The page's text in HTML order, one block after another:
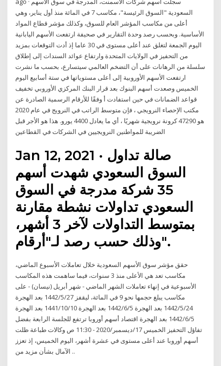
السعودية "السوق الرئيسة"، مكاسب 7 في المائة منذ أول يناير، وهي
أعلى من مكاسب المؤشر العام للسوق، وكذلك مؤشر قطاع المواد
الأساسية. وبحسب رصد وحدة التقارير في صحيفة ارتفعت الأسهم اليابانية
اليوم الجمعة لتغلق عند أعلى مستوى في 30 عاما إذ أدت التوقعات بمزيد
من التحفيز في الولايات المتحدة وارتفاع عوائد السندات إلى إطلاق
سلسلة من الرهانات على أن التضخم العالمي سيتسارع، بحسب ما نشرت
ارتفعت الأسهم الأوروبية إلى أعلى مستوياتها في ستة أسابيع اليوم
الخميس وصعدت أسهم البنوك بعد قرار البنك المركزي الأوروبي تخفيف
قواعد الضمانات في حين استفادت أ وفقًا للأرقام الرسمية الصادرة عن
مكتب الإحصاء النرويجي ، فإن متوسط الراتب في النرويج في عام 2020
هو 47290 كرونة نرويجية شهريًا ، أي ما يعادل 4400 يورو. هذا هو الأجر قبل
الضريبة للمواطنين النرويجيين في الشركات في القطاعين
Jan 12, 2021 · صالة تداول
السوق السعودي شهدت أسهم
35 شركة مدرجة في السوق
السعودي تداولات نشطة مقارنة
بمتوسط التداولات لآخر 3 أشهر،
وذلك حسب رصد لـ"أرقام".
حقق مؤشر سوق الأسهم السعودية خلال تعاملات الأسبوع الماضي،
مكاسب تعد هي الأعلى منذ 3 سنوات، فيما ساهمت هذه المكاسب
الأسبوعية في إنهاء تعاملات الشهر الماضي - شهر أبريل (نيسان) - على
مكاسب يبلغ حجمها نحو 9 في المائة، ليقفز 27‏‏/5‏‏/1442 بعد الهجرة
24‏‏/5‏‏/1442 بعد الهجرة 5‏‏/6‏‏/1442 بعد الهجرة 10‏‏/10‏‏/1441 بعد الهجرة
5‏‏/6‏‏/1442 بعد الهجرة اقتصاد أسهم أوروبا ترتفع للجلسة الرابعة بفضل
تفاؤل التحفيز الخميس 17/ديسمبر/2020 - 11:30 ص وكالات طباعة ظلت
أسهم أوروبا عند أعلى مستوى في عشرة أشهر، اليوم الخميس، إذ تعزز
الآمال بشأن مزيد من ..